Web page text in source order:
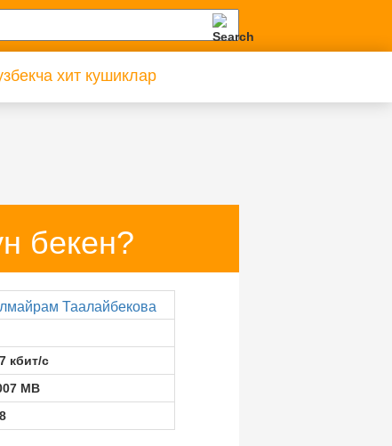
хит кушиклар
бекен?
Таалайбекова
кбит/с
MB